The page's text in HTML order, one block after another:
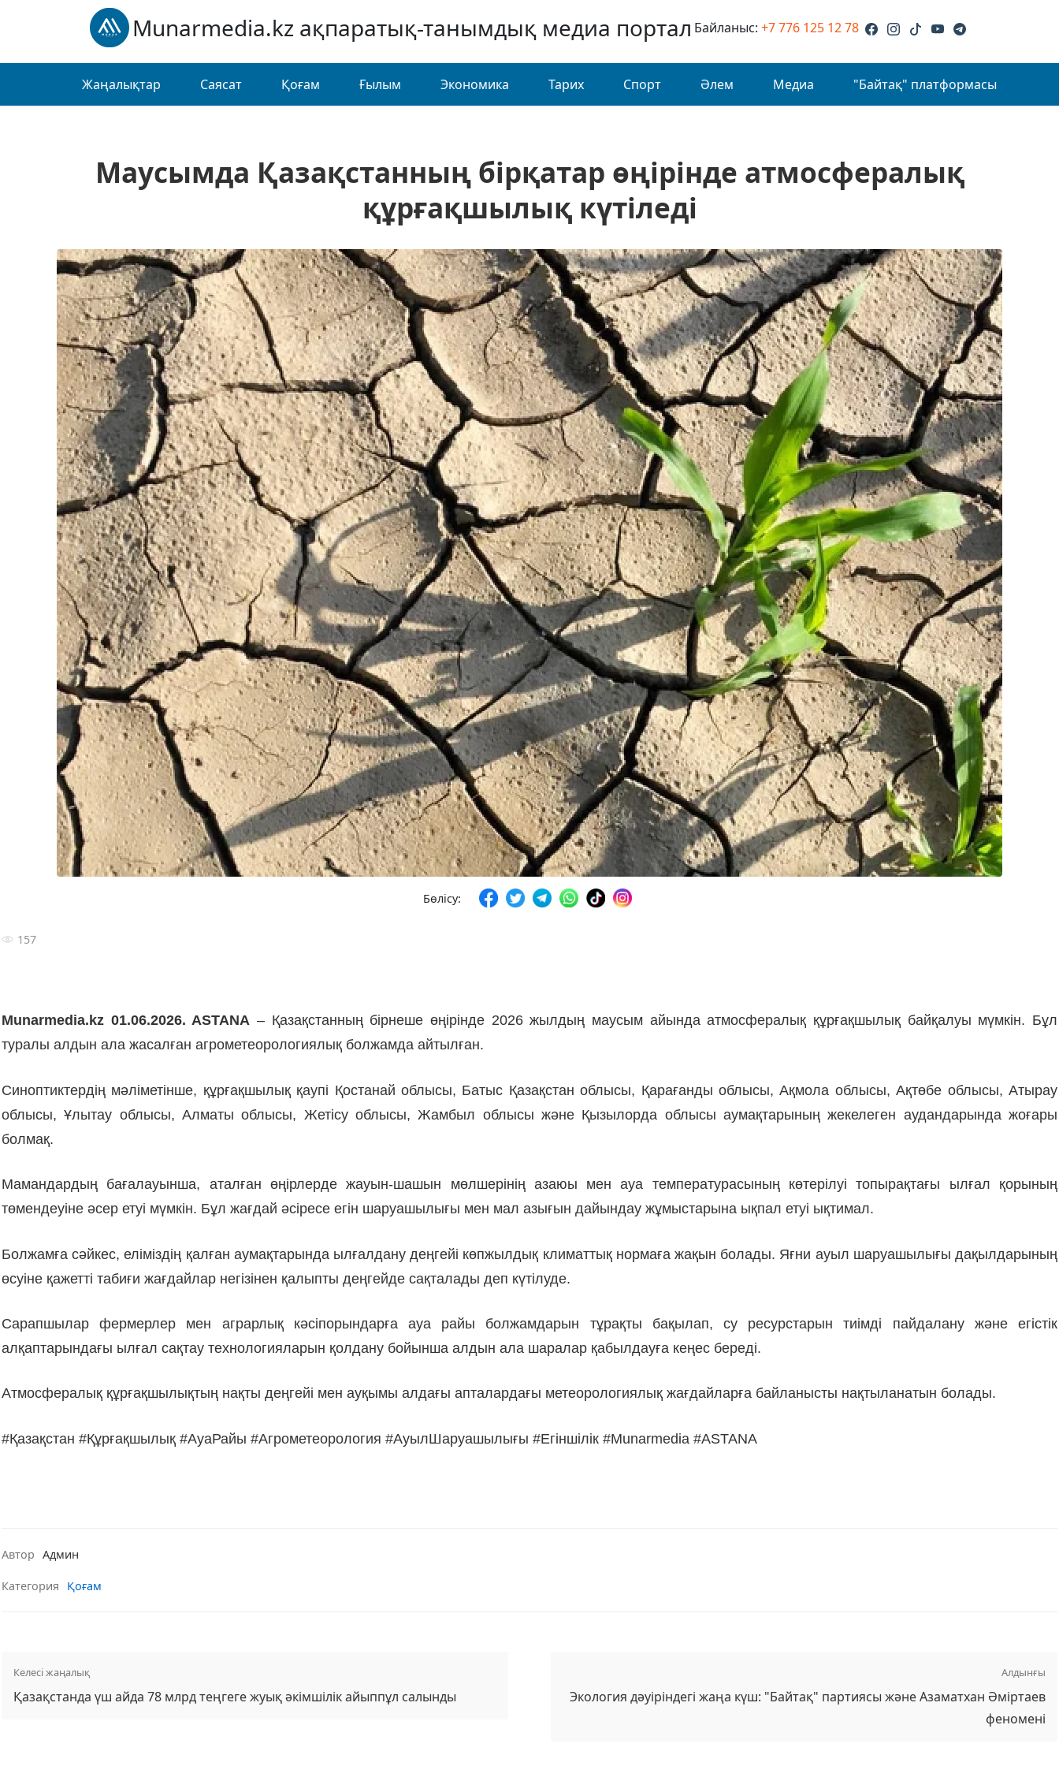
Munarmedia.kz ақпаратық-танымдық медиа портал Байланыс:+7 776 125 12 78
Жаңалықтар Саясат Қоғам Ғылым Экономика Тарих Спорт Әлем Медиа "Байтақ" платформасы
Маусымда Қазақстанның бірқатар өңірінде атмосфералық
құрғақшылық күтіледі
Бөлісу:
157
Munarmedia.kz 01.06.2026. ASTANA – Қазақстанның бірнеше өңірінде 2026 жылдың маусым айында атмосфералық құрғақшылық байқалуы мүмкін. Бұл
туралы алдын ала жасалған агрометеорологиялық болжамда айтылған.
Синоптиктердің мәліметінше, құрғақшылық қаупі Қостанай облысы, Батыс Қазақстан облысы, Қарағанды облысы, Ақмола облысы, Ақтөбе облысы, Атырау
облысы, Ұлытау облысы, Алматы облысы, Жетісу облысы, Жамбыл облысы және Қызылорда облысы аумақтарының жекелеген аудандарында жоғары
болмақ.
Мамандардың бағалауынша, аталған өңірлерде жауын-шашын мөлшерінің азаюы мен ауа температурасының көтерілуі топырақтағы ылғал қорының
төмендеуіне әсер етуі мүмкін. Бұл жағдай әсіресе егін шаруашылығы мен мал азығын дайындау жұмыстарына ықпал етуі ықтимал.
Болжамға сәйкес, еліміздің қалған аумақтарында ылғалдану деңгейі көпжылдық климаттық нормаға жақын болады. Яғни ауыл шаруашылығы дақылдарының
өсуіне қажетті табиғи жағдайлар негізінен қалыпты деңгейде сақталады деп күтілуде.
Сарапшылар фермерлер мен аграрлық кәсіпорындарға ауа райы болжамдарын тұрақты бақылап, су ресурстарын тиімді пайдалану және егістік
алқаптарындағы ылғал сақтау технологияларын қолдану бойынша алдын ала шаралар қабылдауға кеңес береді.
Атмосфералық құрғақшылықтың нақты деңгейі мен ауқымы алдағы апталардағы метеорологиялық жағдайларға байланысты нақтыланатын болады.
#Қазақстан #Құрғақшылық #АуаРайы #Агрометеорология #АуылШаруашылығы #Егіншілік #Munarmedia #ASTANA
Автор Админ
Категория Қоғам
Келесі жаңалық
Қазақстанда үш айда 78 млрд теңгеге жуық әкімшілік айыппұл салынды
Алдынғы
Экология дәуіріндегі жаңа күш: "Байтақ" партиясы және Азаматхан Әміртаев
феномені